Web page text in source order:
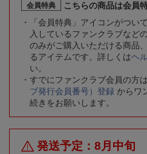
会員特典
こちらの商品は会員
「会員特典」アイコンがつい
入しているファンクラブなど
のみがご購入いただける商品
るアイテムです。詳しくはヘ
い。
すでにファンクラブ会員の方は
ブ発行会員番号）登録 からワ
続きをお願いします。
発送予定：8月中旬